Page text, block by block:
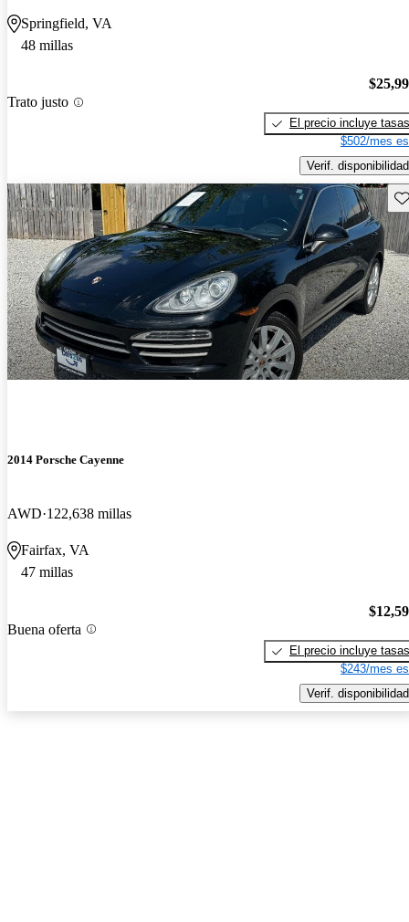
Springfield, VA
48 millas
Trato justo
El precio incluye tasas
$502/mes
Verif. disponibilidad
2014 Porsche Cayenne
AWD 122,638 millas
Fairfax, VA
47 millas
Buena oferta
El precio incluye tasas
$243/mes
Verif. disponibilidad